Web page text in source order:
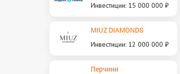
Инвестиции: 15 000 000 ₽
MIUZ DIAMONDS
Инвестиции: 12 000 000 ₽
Перчини